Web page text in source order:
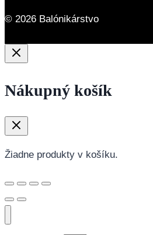
© 2026 Balónikárstvo
Nákupný košík
Žiadne produkty v košíku.